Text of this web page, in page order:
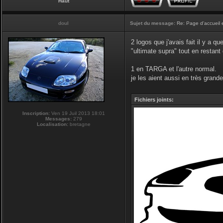
doul Sujet du message: Re: Page d'accueil
Inscription: Ven 19 Juil 2013 18:01
Messages: 279
Localisation: bretagne
2 logos que j'avais fait il y a
"ultimate supra" tout en restant
1 en TARGA et l'autre normal.
je les aient aussi en très
Fichiers joints: